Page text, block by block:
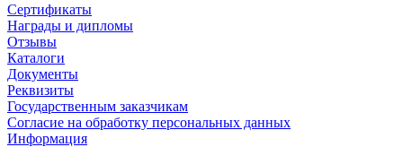
Сертификаты
Награды и дипломы
Отзывы
Каталоги
Документы
Реквизиты
Государственным заказчикам
Согласие на обработку персональных данных
Информация